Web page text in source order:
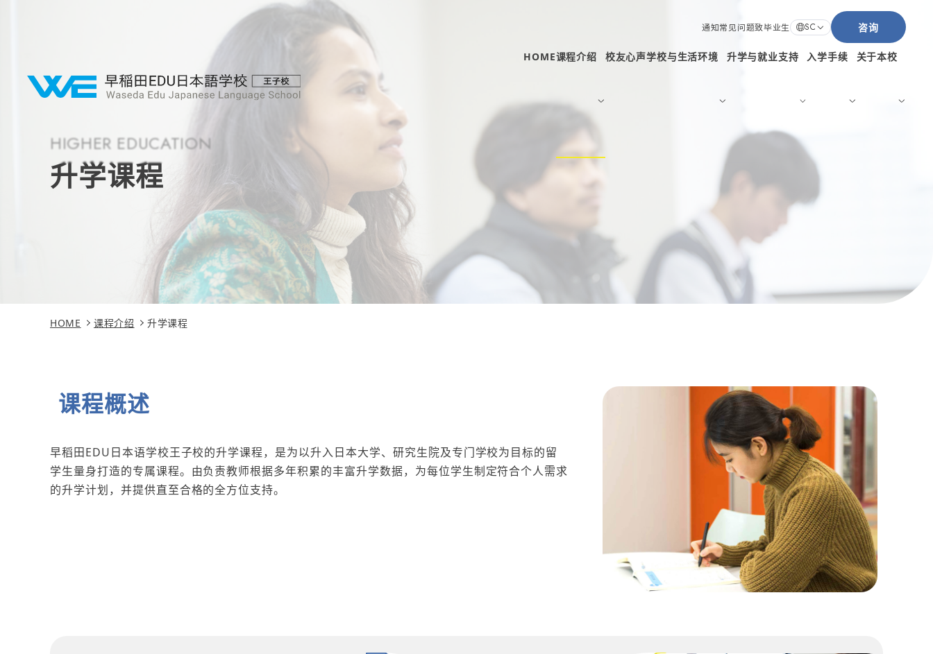
通知常见问题致毕业生 SC 咨询
HOME课程介绍 校友心声学校与生活环境 升学与就业支持 入学手续 关于本校
HIGHER EDUCATION
升学课程
HOME 课程介绍 升学课程
课程概述
早稻田EDU日本语学校王子校的升学课程，是为以升入日本大学、研究生院及专门学校为目标的留
学生量身打造的专属课程。由负责教师根据多年积累的丰富升学数据，为每位学生制定符合个人需求
的升学计划，并提供直至合格的全方位支持。